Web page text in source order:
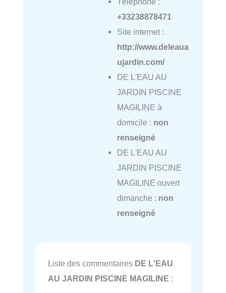
+33238878471
Site internet :
http://www.deleaua
ujardin.com/
DE L'EAU AU
JARDIN PISCINE
MAGILINE à
domicile : non
renseigné
DE L'EAU AU
JARDIN PISCINE
MAGILINE ouvert
dimanche : non
renseigné
Liste des commentaires DE L'EAU
AU JARDIN PISCINE MAGILINE :